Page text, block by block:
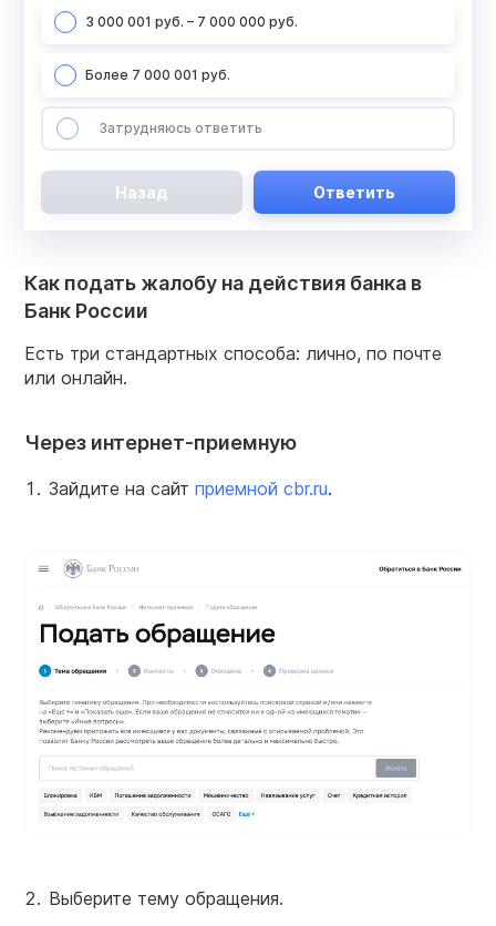
3 000 001 руб. – 7 000 000 руб.
Более 7 000 001 руб.
Затрудняюсь ответить
Назад Ответить
Как подать жалобу на действия банка в
Банк России
Есть три стандартных способа: лично, по почте
или онлайн.
Через интернет-приемную
Зайдите на сайт приемной cbr.ru.
Выберите тему обращения.